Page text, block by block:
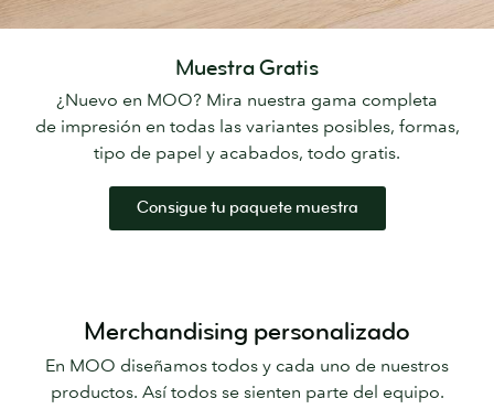
Muestra Gratis
¿Nuevo en MOO? Mira nuestra gama completa
de impresión en todas las variantes posibles, formas,
tipo de papel y acabados, todo gratis.
Consigue tu paquete muestra
Merchandising personalizado
En MOO diseñamos todos y cada uno de nuestros
productos. Así todos se sienten parte del equipo.